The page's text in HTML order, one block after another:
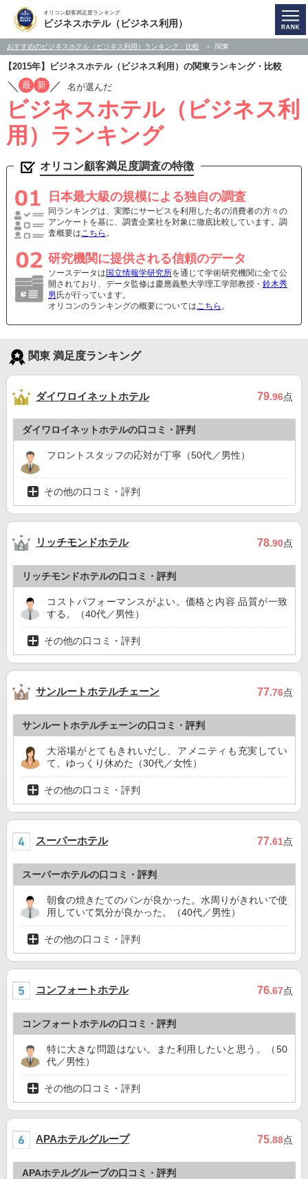
オリコン顧客満足度ランキング
ビジネスホテル（ビジネス利用）
おすすめのビジネスホテル（ビジネス利用）ランキング・比較 関東
【2015年】ビジネスホテル（ビジネス利用）の関東ランキング・比較
／ 最 新 ／ 名が選んだ
ビジネスホテル（ビジネス利
用）ランキング
オリコン顧客満足度調査の特徴
日本最大級の規模による独自の調査
同ランキングは、実際にサービスを利用した名の消費者の方々の
アンケートを基に、調査企業社を対象に徹底比較しています。調
査概要はこちら 。
研究機関に提供される信頼のデータ
ソースデータは 国立情報学研究所を通じて学術研究機関に全て公
開されており、データ監修は慶應義塾大学理工学部教授・ 鈴木秀
男 氏が行っています。
オリコンのランキングの概要についてはこちら 。
関東 満足度ランキング
ダイワロイネットホテル 79.96点
ダイワロイネットホテルの口コミ・評判
フロントスタッフの応対が丁寧（50代／男性）
その他の口コミ・評判
リッチモンドホテル 78.90点
リッチモンドホテルの口コミ・評判
コストパフォーマンスがよい。価格と内容 品質が一致
する。（40代／男性）
その他の口コミ・評判
サンルートホテルチェーン 77.76点
サンルートホテルチェーンの口コミ・評判
大浴場がとてもきれいだし、アメニティも充実してい
て、ゆっくり休めた（30代／女性）
その他の口コミ・評判
スーパーホテル 77.61点
スーパーホテルの口コミ・評判
朝食の焼きたてのパンが良かった。水周りがきれいで使
用していて気分が良かった。（40代／男性）
その他の口コミ・評判
コンフォートホテル 76.67点
コンフォートホテルの口コミ・評判
特に大きな問題はない。また利用したいと思う。（50
代／男性）
その他の口コミ・評判
APAホテルグループ 75.88点
APAホテルグループの口コミ・評判